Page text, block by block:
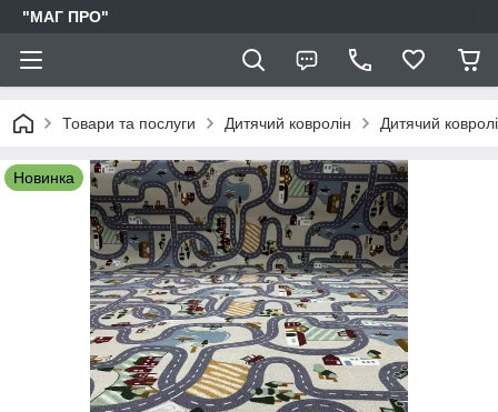
"МАГ ПРО"
Товари та послуги Дитячий ковролін Дитячий
Новинка